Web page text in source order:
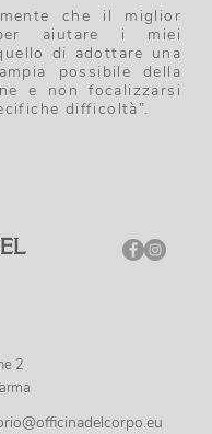
che il miglior
aiutare i miei
di adottare una
possibile della
e non focalizzarsi
difficoltà”.
2